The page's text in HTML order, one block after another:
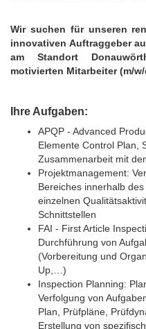
Wir suchen für unseren
innovativen Auftraggeber
am Standort
motivierten Mitarbeiter (m/
Ihre Aufgaben:
APQP - Advanced
Elemente Control Plan,
Zusammenarbeit mit
Projektmanagement:
Bereiches innerhalb
einzelnen
Schnittstellen
FAI - First Article
Durchführung von
(Vorbereitung und
Up,…)
Inspection Planning:
Verfolgung von
Plan, Prüfpläne,
Erstellung von